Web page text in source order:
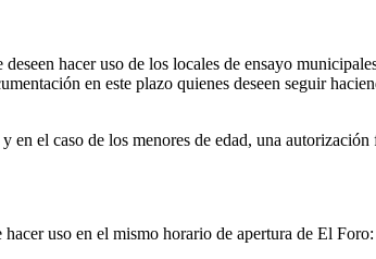
hacer uso de los locales de ensayo
en este plazo quienes deseen seguir
el caso de los menores de edad, una
uso en el mismo horario de apertura de El